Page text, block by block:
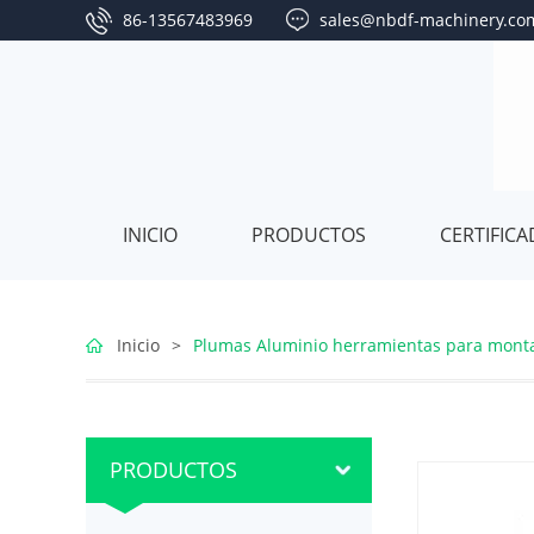
86-13567483969 sales@nbdf-
INICIO PRODUCTOS
tendido
de
Winche
Hidráulico
Frenos
de Poleas
Inicio > Plumas Aluminio herramientas para
PRODUCTOS